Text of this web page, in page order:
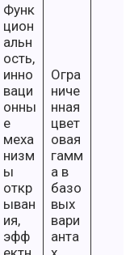
Функ
цион
альн
ость,
инно
ваци
онны
е
меха
низм
ы
откр
ыван
ия,
эфф
Огра
ниче
нная
цвет
овая
гамм
а в
базо
вых
вари
анта